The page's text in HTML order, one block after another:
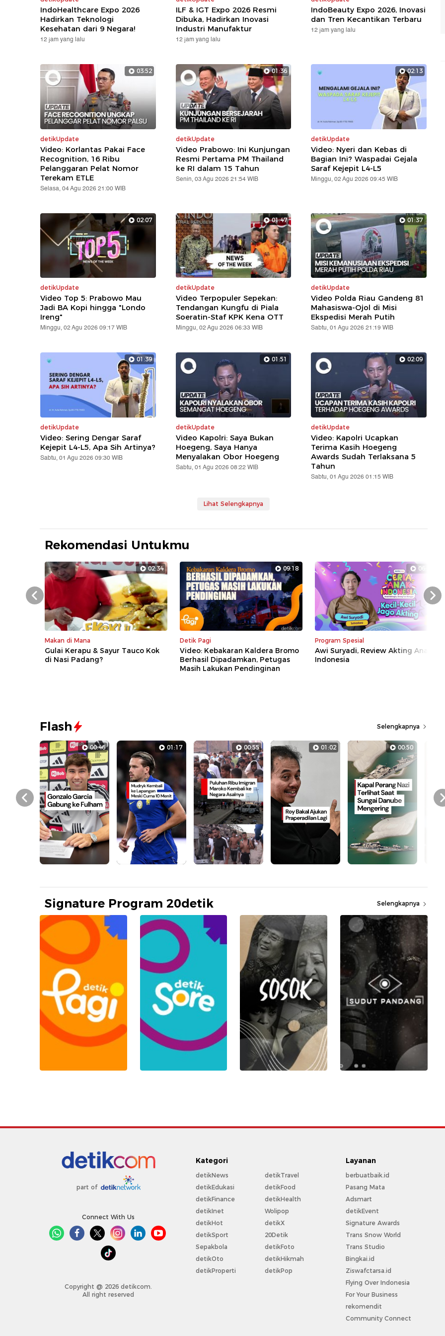
IndoHealthcare Expo 2026
Hadirkan Teknologi
Kesehatan dari 9 Negara!
12 jam yang lalu
ILF & IGT Expo 2026 Resmi
Dibuka, Hadirkan Inovasi
Industri Manufaktur
12 jam yang lalu
IndoBeauty Expo 2026, Inovasi
dan Tren Kecantikan Terbaru
12 jam yang lalu
03:52
detikUpdate
Video: Korlantas Pakai Face
Recognition, 16 Ribu
Pelanggaran Pelat Nomor
Terekam ETLE
Selasa, 04 Agu 2026 21:00 WIB
01:36
detikUpdate
Video Prabowo: Ini Kunjungan
Resmi Pertama PM Thailand
ke RI dalam 15 Tahun
Senin, 03 Agu 2026 21:54 WIB
02:13
detikUpdate
Video: Nyeri dan Kebas di
Bagian Ini? Waspadai Gejala
Saraf Kejepit L4-L5
Minggu, 02 Agu 2026 09:45 WIB
02:07
detikUpdate
Video Top 5: Prabowo Mau
Jadi BA Kopi hingga "Londo
Ireng"
Minggu, 02 Agu 2026 09:17 WIB
01:47
detikUpdate
Video Terpopuler Sepekan:
Tendangan Kungfu di Piala
Soeratin-Staf KPK Kena OTT
Minggu, 02 Agu 2026 06:33 WIB
01:37
detikUpdate
Video Polda Riau Gandeng 81
Mahasiswa-Ojol di Misi
Ekspedisi Merah Putih
Sabtu, 01 Agu 2026 21:19 WIB
01:39
detikUpdate
Video: Sering Dengar Saraf
Kejepit L4-L5, Apa Sih Artinya?
Sabtu, 01 Agu 2026 09:30 WIB
01:51
detikUpdate
Video Kapolri: Saya Bukan
Hoegeng, Saya Hanya
Menyalakan Obor Hoegeng
Sabtu, 01 Agu 2026 08:22 WIB
02:09
detikUpdate
Video: Kapolri Ucapkan
Terima Kasih Hoegeng
Awards Sudah Terlaksana 5
Tahun
Sabtu, 01 Agu 2026 01:15 WIB
Lihat Selengkapnya
Rekomendasi Untukmu
02:34
Makan di Mana
Gulai Kerapu & Sayur Tauco Kok
di Nasi Padang?
09:18
Detik Pagi
Video: Kebakaran Kaldera Bromo
Berhasil Dipadamkan, Petugas
Masih Lakukan Pendinginan
06:35
Program Spesial
Awi Suryadi, Review Akting Anak
Indonesia
Prev Next
Flash Selengkapnya
00:46 01:17 00:55 01:02 00:50
Prev
Signature Program 20detik Selengkapnya
part of
Connect With Us
Copyright @ 2026 detikcom.
All right reserved
Kategori
detikNews
detikEdukasi
detikFinance
detikInet
detikHot
detikSport
Sepakbola
detikOto
detikProperti
detikTravel
detikFood
detikHealth
Wolipop
detikX
20Detik
detikFoto
detikHikmah
detikPop
Layanan
berbuatbaik.id
Pasang Mata
Adsmart
detikEvent
Signature Awards
Trans Snow World
Trans Studio
Bingkai.id
Ziswafctarsa.id
Flying Over Indonesia
For Your Business
rekomendit
Community Connect